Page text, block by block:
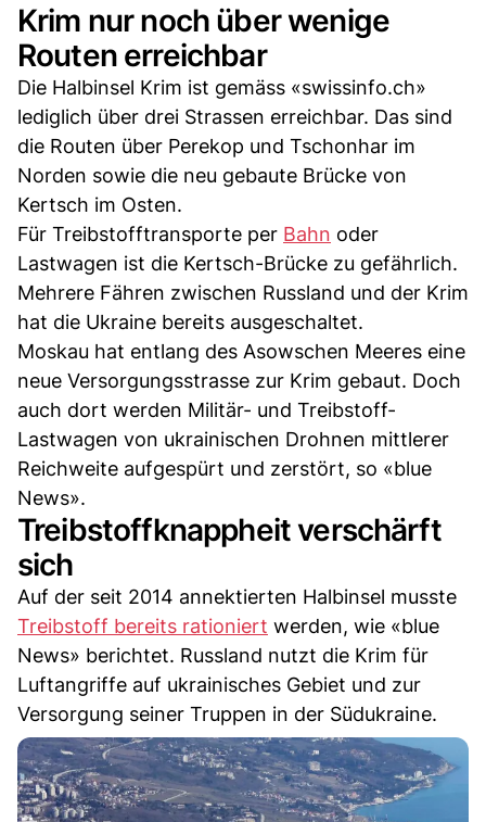
Krim nur noch über wenige
Routen erreichbar
Die Halbinsel Krim ist gemäss «swissinfo.ch»
lediglich über drei Strassen erreichbar. Das sind
die Routen über Perekop und Tschonhar im
Norden sowie die neu gebaute Brücke von
Kertsch im Osten.
Für Treibstofftransporte per Bahn oder
Lastwagen ist die Kertsch-Brücke zu gefährlich.
Mehrere Fähren zwischen Russland und der Krim
hat die Ukraine bereits ausgeschaltet.
Moskau hat entlang des Asowschen Meeres eine
neue Versorgungsstrasse zur Krim gebaut. Doch
auch dort werden Militär- und Treibstoff-
Lastwagen von ukrainischen Drohnen mittlerer
Reichweite aufgespürt und zerstört, so «blue
News».
Treibstoffknappheit verschärft
sich
Auf der seit 2014 annektierten Halbinsel musste
Treibstoff bereits rationiert werden, wie «blue
News» berichtet. Russland nutzt die Krim für
Luftangriffe auf ukrainisches Gebiet und zur
Versorgung seiner Truppen in der Südukraine.